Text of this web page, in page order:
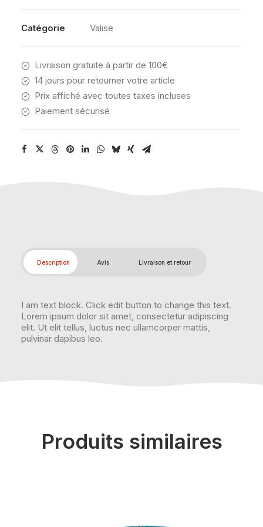
TSA
YELLOW
Catégorie Valise
Livraison gratuite à partir de 100€
14 jours pour retourner votre article
Prix affiché avec toutes taxes incluses
Paiement sécurisé
Description Avis Livraison et retour
I am text block. Click edit button to change this text.
Lorem ipsum dolor sit amet, consectetur adipiscing
elit. Ut elit tellus, luctus nec ullamcorper mattis,
pulvinar dapibus leo.
Produits similaires